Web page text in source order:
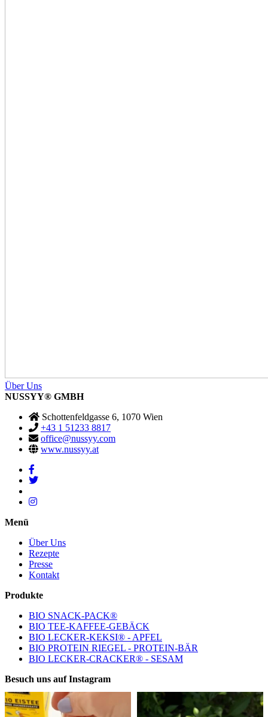
Über Uns
NUSSYY® GMBH
Schottenfeldgasse 6, 1070 Wien
+43 1 51233 8817
office@nussyy.com
www.nussyy.at
Menü
Über Uns
Rezepte
Presse
Kontakt
Produkte
BIO SNACK-PACK®
BIO TEE-KAFFEE-GEBÄCK
BIO LECKER-KEKSI® - APFEL
BIO PROTEIN RIEGEL - PROTEIN-BÄR
BIO LECKER-CRACKER® - SESAM
Besuch uns auf Instagram